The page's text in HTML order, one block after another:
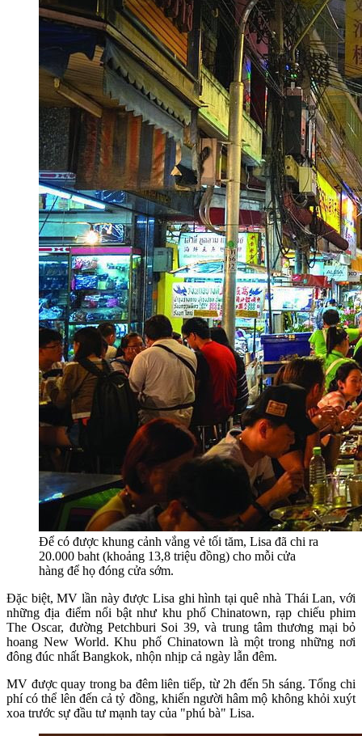
Để có được khung cảnh vắng vẻ tối tăm, Lisa đã chi ra
20.000 baht (khoảng 13,8 triệu đồng) cho mỗi cửa
hàng để họ đóng cửa sớm.
Đặc biệt, MV lần này được Lisa ghi hình tại quê nhà Thái Lan, với
những địa điểm nổi bật như khu phố Chinatown, rạp chiếu phim
The Oscar, đường Petchburi Soi 39, và trung tâm thương mại bỏ
hoang New World. Khu phố Chinatown là một trong những nơi
đông đúc nhất Bangkok, nhộn nhịp cả ngày lẫn đêm.
MV được quay trong ba đêm liên tiếp, từ 2h đến 5h sáng. Tổng chi
phí có thể lên đến cả tỷ đồng, khiến người hâm mộ không khỏi xuýt
xoa trước sự đầu tư mạnh tay của "phú bà" Lisa.